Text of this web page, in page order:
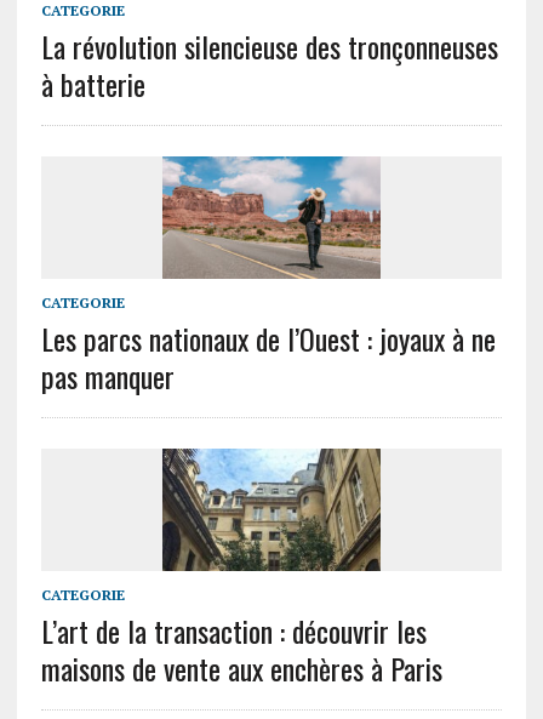
CATEGORIE
La révolution silencieuse des tronçonneuses
à batterie
CATEGORIE
Les parcs nationaux de l’Ouest : joyaux à ne
pas manquer
CATEGORIE
L’art de la transaction : découvrir les
maisons de vente aux enchères à Paris